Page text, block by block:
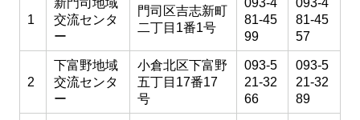
1
新門司地域
交流センタ
ー
門司区吉志新町
二丁目1番1号
093-4
81-45
99
093-4
81-45
57
2
下富野地域
交流センタ
ー
小倉北区下富野
五丁目17番17
号
093-5
21-32
66
093-5
21-32
89